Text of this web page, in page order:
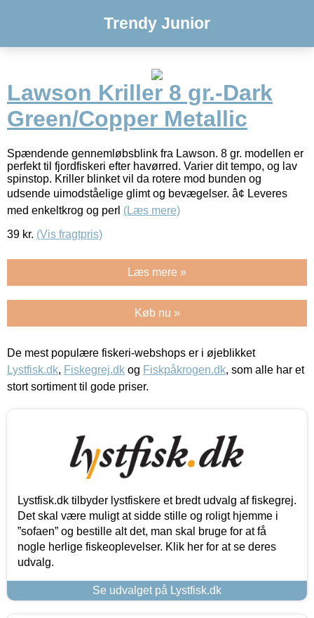
Trendy Junior
Lawson Kriller 8 gr.-Dark
Green/Copper Metallic
Spændende gennemløbsblink fra Lawson. 8 gr. modellen er
perfekt til fjordfiskeri efter havørred. Varier dit tempo, og lav
spinstop. Kriller blinket vil da rotere mod bunden og
udsende uimodståelige glimt og bevægelser. â¢ Leveres
med enkeltkrog og perl (Læs mere)
39 kr. (Vis fragtpris)
Læs mere »
Køb nu »
De mest populære fiskeri-webshops er i øjeblikket
Lystfisk.dk, Fiskegrej.dk og Fiskpåkrogen.dk, som alle har et
stort sortiment til gode priser.
Lystfisk.dk tilbyder lystfiskere et bredt udvalg af fiskegrej.
Det skal være muligt at sidde stille og roligt hjemme i
”sofaen” og bestille alt det, man skal bruge for at få
nogle herlige fiskeoplevelser. Klik her for at se deres
udvalg.
Se udvalget på Lystfisk.dk